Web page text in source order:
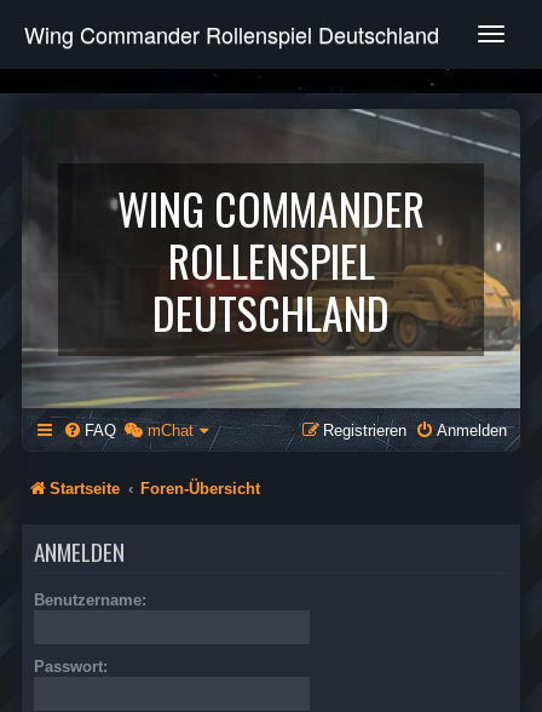
T
g
e
v
g
a
t
i
o
n
Wing Commander Rollenspiel Deutschland
WING COMMANDER
ROLLENSPIEL
DEUTSCHLAND
FAQ mChat Anmelden
Registrieren
Startseite Foren-Übersicht
ANMELDEN
Benutzername:
Passwort: